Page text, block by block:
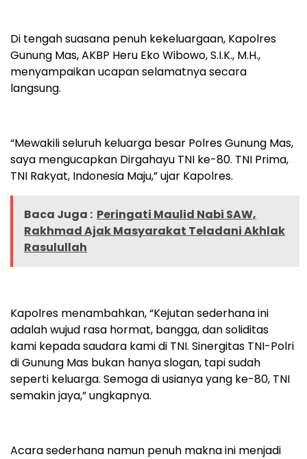
Di tengah suasana penuh kekeluargaan, Kapolres
Gunung Mas, AKBP Heru Eko Wibowo, S.I.K., M.H.,
menyampaikan ucapan selamatnya secara
langsung.
“Mewakili seluruh keluarga besar Polres Gunung Mas,
saya mengucapkan Dirgahayu TNI ke-80. TNI Prima,
TNI Rakyat, Indonesia Maju,” ujar Kapolres.
Baca Juga : Peringati Maulid Nabi SAW,
Rakhmad Ajak Masyarakat Teladani Akhlak
Rasulullah
Kapolres menambahkan, “Kejutan sederhana ini
adalah wujud rasa hormat, bangga, dan soliditas
kami kepada saudara kami di TNI. Sinergitas TNI-Polri
di Gunung Mas bukan hanya slogan, tapi sudah
seperti keluarga. Semoga di usianya yang ke-80, TNI
semakin jaya,” ungkapnya.
Acara sederhana namun penuh makna ini menjadi